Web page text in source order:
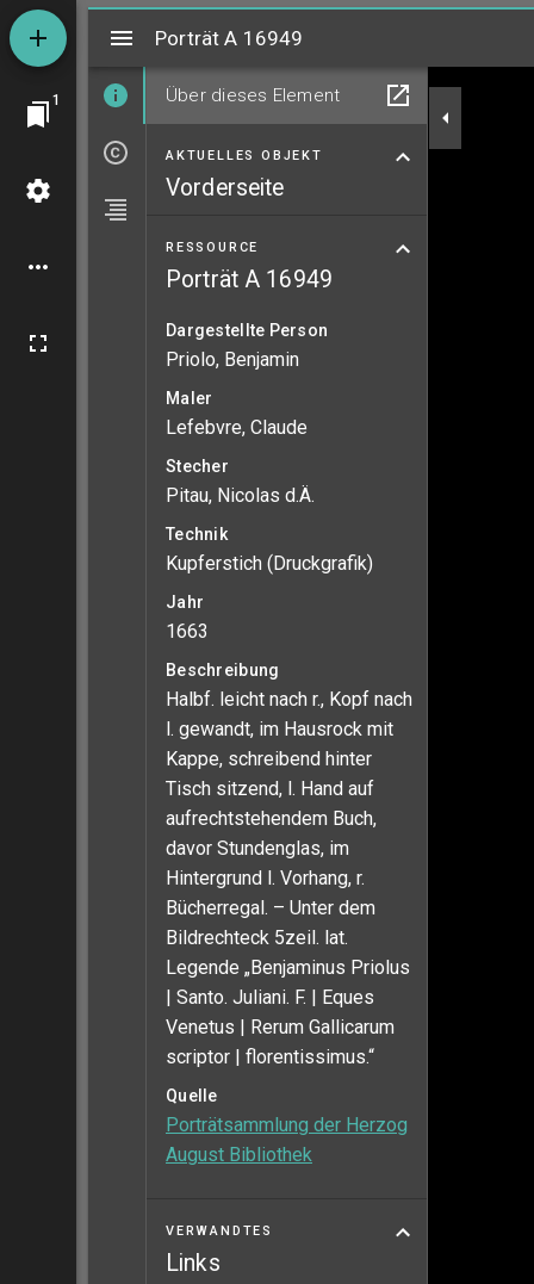
1
MiradorPorträt A 16949
Über dieses Element
AKTUELLES OBJEKT
Vorderseite
RESSOURCE
Porträt A 16949
Dargestellte Person
Priolo, Benjamin
Maler
Lefebvre, Claude
Stecher
Pitau, Nicolas d.Ä.
Technik
Kupferstich (Druckgrafik)
Jahr
1663
Beschreibung
Halbf. leicht nach r., Kopf nach
l. gewandt, im Hausrock mit
Kappe, schreibend hinter
Tisch sitzend, l. Hand auf
aufrechtstehendem Buch,
davor Stundenglas, im
Hintergrund l. Vorhang, r.
Bücherregal. – Unter dem
Bildrechteck 5zeil. lat.
Legende „Benjaminus Priolus
| Santo. Juliani. F. | Eques
Venetus | Rerum Gallicarum
scriptor | florentissimus.“
Quelle
Porträtsammlung der Herzog
August Bibliothek
VERWANDTES
Links
Porträt A 16949